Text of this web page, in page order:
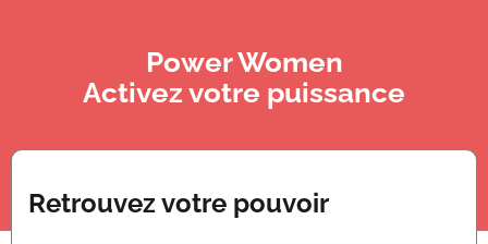
Power Women
Activez votre puissance
Retrouvez votre pouvoir